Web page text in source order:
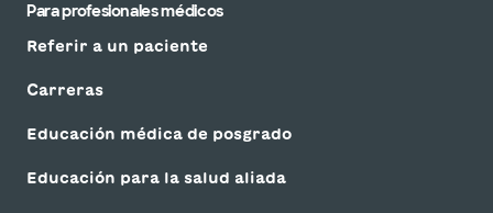
Para profesionales médicos
Referir a un paciente
Carreras
Educación médica de posgrado
Educación para la salud aliada